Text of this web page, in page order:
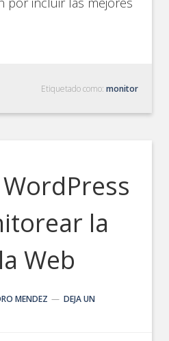
Etiquetado como: monitor
la
Web
MENDEZ
DEJA UN